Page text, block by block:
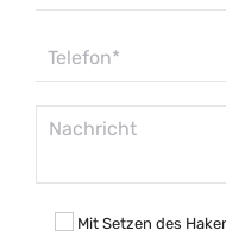
Mit Setzen des